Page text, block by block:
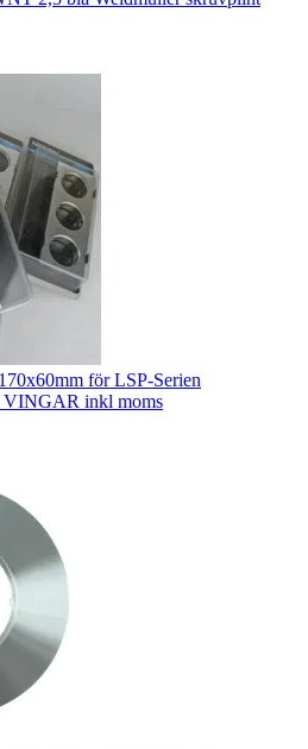
för LSP-Serien
inkl moms